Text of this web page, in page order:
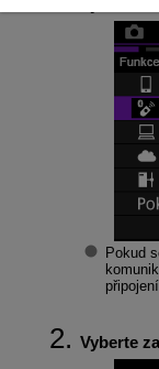
Pokud
připojení.
Vyberte